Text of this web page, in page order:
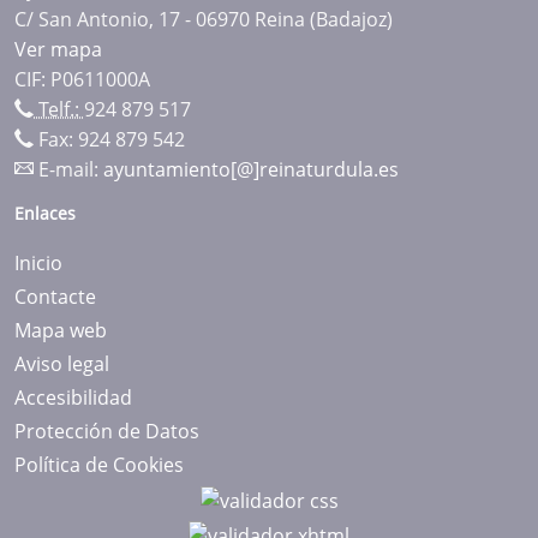
C/ San Antonio, 17 - 06970 Reina (Badajoz)
Ver mapa
CIF: P0611000A
Telf.: 924 879 517
Fax: 924 879 542
E-mail: ayuntamiento[@]reinaturdula.es
Enlaces
Inicio
Contacte
Mapa web
Aviso legal
Accesibilidad
Protección de Datos
Política de Cookies